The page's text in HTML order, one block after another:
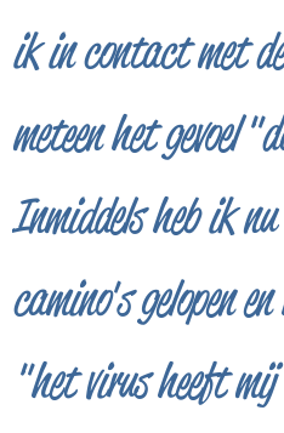
ik in contact met
meteen het gevoel
Inmiddels heb ik
camino's gelopen
"het virus heeft